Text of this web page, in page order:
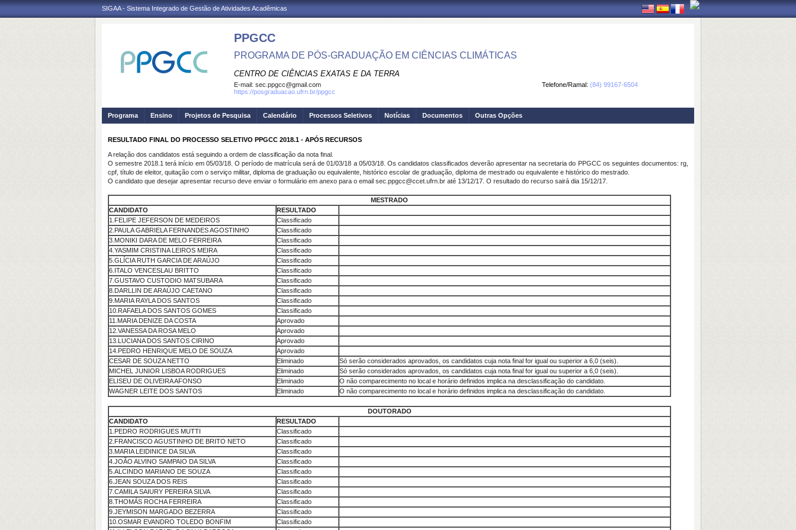
SIGAA - Sistema Integrado de Gestão de Atividades Acadêmicas
PPGCC
PROGRAMA DE PÓS-GRADUAÇÃO EM CIÊNCIAS CLIMÁTICAS
CENTRO DE CIÊNCIAS EXATAS E DA TERRA
Telefone/Ramal: (84) 99167-6504
E-mail: sec.ppgcc@gmail.com
https://posgraduacao.ufrn.br/ppgcc
Programa Ensino Projetos de Pesquisa Calendário Processos Seletivos Notícias Documentos Outras Opções
RESULTADO FINAL DO PROCESSO SELETIVO PPGCC 2018.1 - APÓS RECURSOS
A relação dos candidatos está seguindo a ordem de classificação da nota final.
O semestre 2018.1 terá início em 05/03/18. O período de matrícula será de 01/03/18 a 05/03/18. Os candidatos classificados deverão apresentar na secretaria do PPGCC os seguintes documentos: rg,
cpf, título de eleitor, quitação com o serviço militar, diploma de graduação ou equivalente, histórico escolar de graduação, diploma de mestrado ou equivalente e histórico do mestrado.
O candidato que desejar apresentar recurso deve enviar o formulário em anexo para o email sec.ppgcc@ccet.ufrn.br até 13/12/17. O resultado do recurso sairá dia 15/12/17.
MESTRADO
CANDIDATO
RESULTADO
1.FELIPE JEFERSON DE MEDEIROS
Classificado
2.PAULA GABRIELA FERNANDES AGOSTINHO
Classificado
3.MONIKI DARA DE MELO FERREIRA
Classificado
4.YASMIM CRISTINA LEIROS MEIRA
Classificado
5.GLÍCIA RUTH GARCIA DE ARAÚJO
Classificado
6.ITALO VENCESLAU BRITTO
Classificado
7.GUSTAVO CUSTODIO MATSUBARA
Classificado
8.DARLLIN DE ARAÚJO CAETANO
Classificado
9.MARIA RAYLA DOS SANTOS
Classificado
10.RAFAELA DOS SANTOS GOMES
Classificado
11.MARIA DENIZE DA COSTA
Aprovado
12.VANESSA DA ROSA MELO
Aprovado
13.LUCIANA DOS SANTOS CIRINO
Aprovado
14.PEDRO HENRIQUE MELO DE SOUZA
Aprovado
CESAR DE SOUZA NETTO
Eliminado
Só serão considerados aprovados, os candidatos cuja nota final for igual ou superior a 6,0 (seis).
MICHEL JUNIOR LISBOA RODRIGUES
Eliminado
Só serão considerados aprovados, os candidatos cuja nota final for igual ou superior a 6,0 (seis).
ELISEU DE OLIVEIRA AFONSO
Eliminado
O não comparecimento no local e horário definidos implica na desclassificação do candidato.
WAGNER LEITE DOS SANTOS
Eliminado O não comparecimento no local e horário definidos implica na desclassificação do candidato.
DOUTORADO
CANDIDATO
RESULTADO
1.PEDRO RODRIGUES MUTTI
Classificado
2.FRANCISCO AGUSTINHO DE BRITO NETO
Classificado
3.MARIA LEIDINICE DA SILVA
Classificado
4.JOÃO ALVINO SAMPAIO DA SILVA
Classificado
5.ALCINDO MARIANO DE SOUZA
Classificado
6.JEAN SOUZA DOS REIS
Classificado
7.CAMILA SAIURY PEREIRA SILVA
Classificado
8.THOMÁS ROCHA FERREIRA
Classificado
9.JEYMISON MARGADO BEZERRA
Classificado
10.OSMAR EVANDRO TOLEDO BONFIM
Classificado